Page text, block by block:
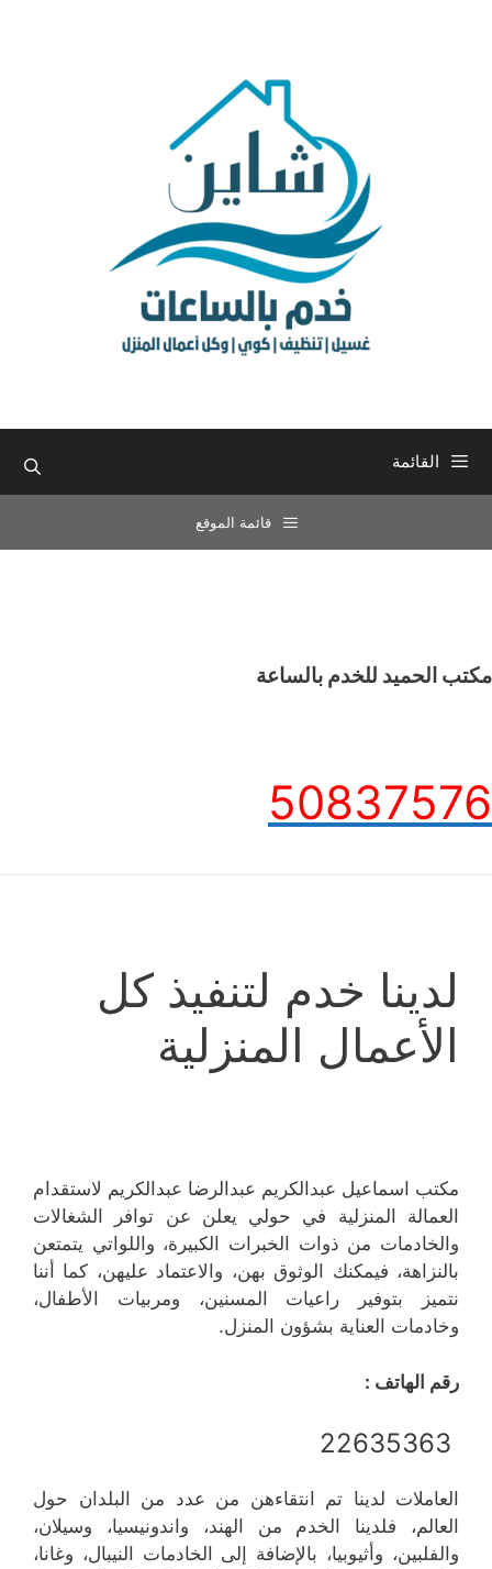
القائمة
قائمة الموقع
مكتب الحميد للخدم بالساعة
50837576
لدينا خدم لتنفيذ كل
الأعمال المنزلية
مكتب اسماعيل عبدالكريم عبدالرضا عبدالكريم لاستقدام
العمالة المنزلية في حولي يعلن عن توافر الشغالات
والخادمات من ذوات الخبرات الكبيرة، واللواتي يتمتعن
بالنزاهة، فيمكنك الوثوق بهن، والاعتماد عليهن، كما أننا
نتميز بتوفير راعيات المسنين، ومربيات الأطفال،
وخادمات العناية بشؤون المنزل.
رقم الهاتف :
العاملات لدينا تم انتقاءهن من عدد من البلدان حول
العالم، فلدينا الخدم من الهند، واندونيسيا، وسيلان،
والفلبين، وأثيوبيا، بالإضافة إلى الخادمات النيبال، وغانا،